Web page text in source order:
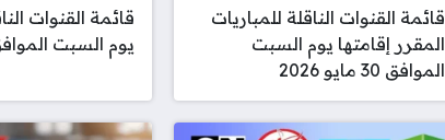
قائمة القنوات الناقلة للمباريات
المقرر إقامتها يوم السبت
الموافق 30 مايو 2026
قائمة القنوات
يوم السبت الموافق 30 مايو